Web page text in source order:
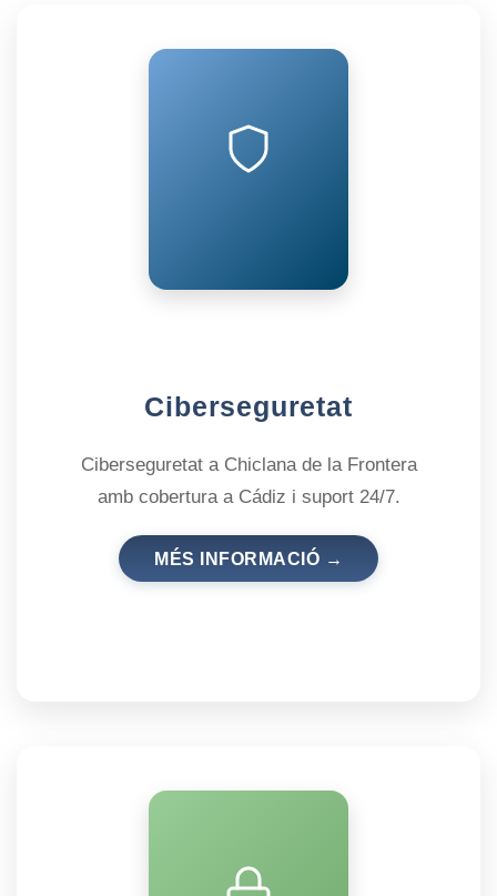
Ciberseguretat
Ciberseguretat a Chiclana de la Frontera
amb cobertura a Cádiz i suport 24/7.
MÉS INFORMACIÓ →